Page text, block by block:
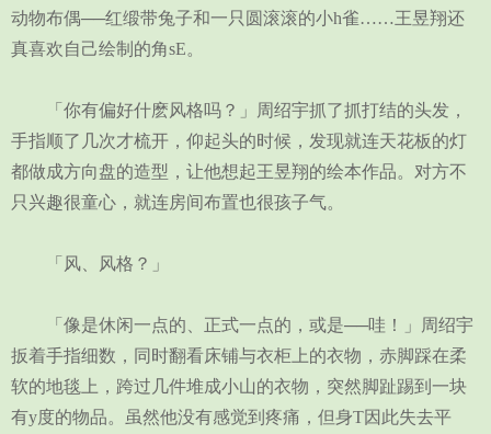
动物布偶──红缎带兔子和一只圆滚滚的小h雀……王昱翔还
真喜欢自己绘制的角sE。
「你有偏好什麽风格吗？」周绍宇抓了抓打结的头发，
手指顺了几次才梳开，仰起头的时候，发现就连天花板的灯
都做成方向盘的造型，让他想起王昱翔的绘本作品。对方不
只兴趣很童心，就连房间布置也很孩子气。
「风、风格？」
「像是休闲一点的、正式一点的，或是──哇！」周绍宇
扳着手指细数，同时翻看床铺与衣柜上的衣物，赤脚踩在柔
软的地毯上，跨过几件堆成小山的衣物，突然脚趾踢到一块
有y度的物品。虽然他没有感觉到疼痛，但身T因此失去平